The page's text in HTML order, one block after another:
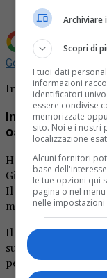
Aggiungi La
Google
Incidente per don
Incidente per
ospedale
Ha perso il
Giuseppe Papagni
Il sinistro è
maggio.
Il religioso è stato
subito sembravano
per ricostruire la
Archiviare
Scopri di
I tuoi dati
informazioni
identificatori
essere condivise
memorizzate
sito. Noi e i nostri
localizzazione
Alcuni fornitori
base
le tue opzioni qui
pagina o nel
nelle